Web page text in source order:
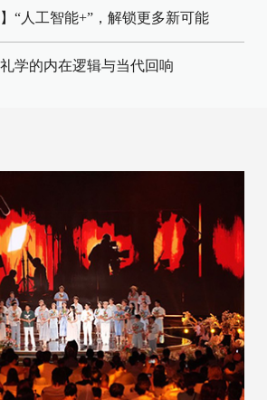
“人工智能+”，解锁更多新可能
学的内在逻辑与当代回响